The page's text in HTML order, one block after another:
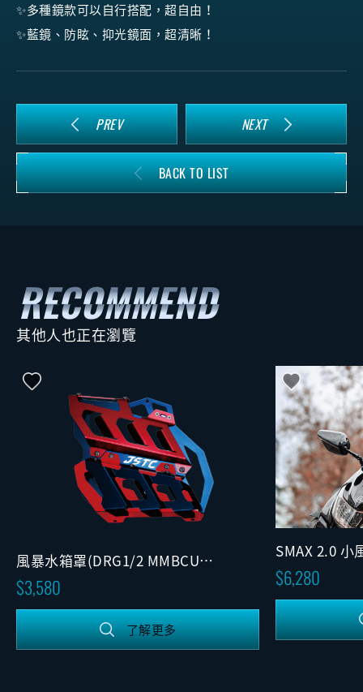
✨多種鏡款可以自行搭配，超自由！
✨藍鏡、防眩、抑光鏡面，超清晰！
PREV NEXT
BACK TO LIST
其他人也正在瀏覽
風暴水箱罩(DRG1/2 MMBCU
JET(SL/SL+))
3,580
了解更多
SMAX 2.0
定版)
6,280